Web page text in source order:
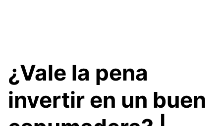
¿Vale la pena
invertir en un buen